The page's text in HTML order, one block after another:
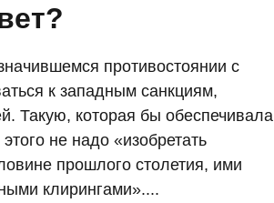
противостоянии с
к западным санкциям,
Такую, которая бы обеспечивала
не надо «изобретать
прошлого столетия, ими
клирингами»....